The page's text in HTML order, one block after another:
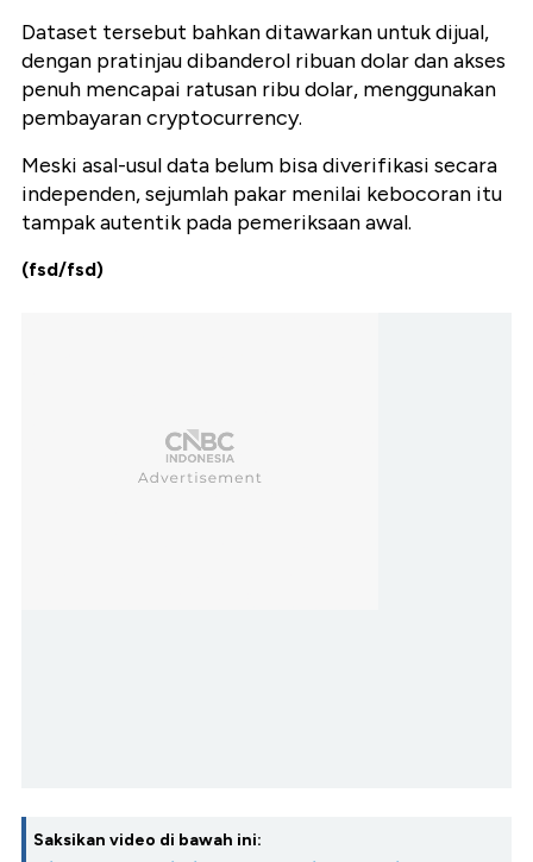
Dataset tersebut bahkan ditawarkan untuk dijual,
dengan pratinjau dibanderol ribuan dolar dan akses
penuh mencapai ratusan ribu dolar, menggunakan
pembayaran cryptocurrency.
Meski asal-usul data belum bisa diverifikasi secara
independen, sejumlah pakar menilai kebocoran itu
tampak autentik pada pemeriksaan awal.
(fsd/fsd)
Saksikan video di bawah ini: